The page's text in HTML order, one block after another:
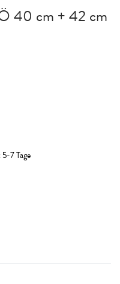
40 cm + 42 cm
7 Tage